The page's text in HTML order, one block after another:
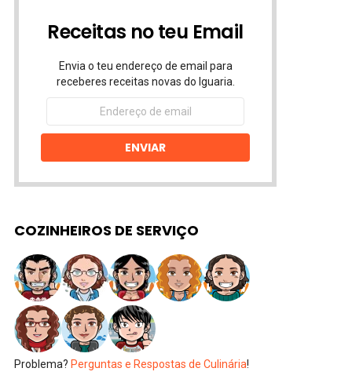
Receitas no teu Email
Envia o teu endereço de email para
receberes receitas novas do Iguaria.
Endereço
email
ENVIAR
COZINHEIROS DE SERVIÇO
Problema? Perguntas e Respostas de Culinária!